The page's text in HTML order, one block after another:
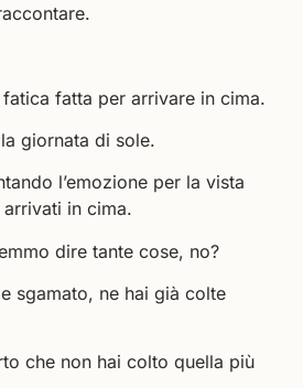
fatta per arrivare in cima.
giornata di sole.
l’emozione per la vista
in cima.
dire tante cose, no?
sgamato, ne hai già colte
che non hai colto quella più